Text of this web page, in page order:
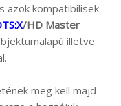
azok kompatibilisek
/HD Master
illetve
meg kell majd